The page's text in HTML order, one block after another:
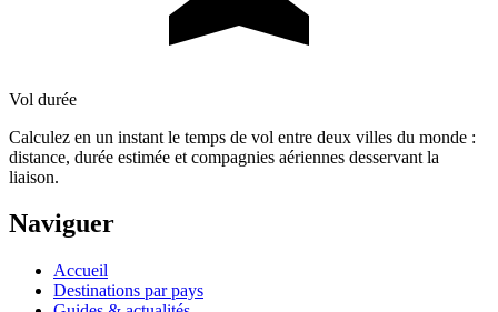
Vol durée
Calculez en un instant le temps de vol entre deux villes du monde :
distance, durée estimée et compagnies aériennes desservant la
liaison.
Naviguer
Accueil
Destinations par pays